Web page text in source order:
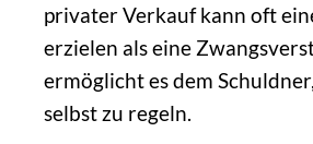
privater Verkauf kann oft
erzielen als eine
ermöglicht es dem
selbst zu regeln.